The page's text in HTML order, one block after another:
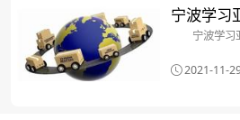
了解，而且大
宁波学习
宁波学习
题，作为一名
以明确的告诉
2021-11-